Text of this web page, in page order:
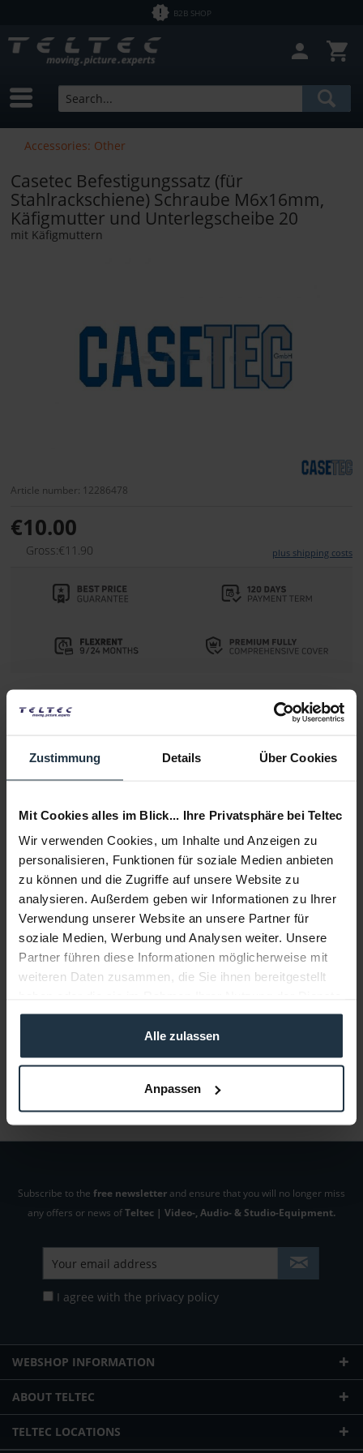
Zustimmung Details Über Cookies
Mit Cookies alles im Blick... Ihre Privatsphäre bei Teltec
Wir verwenden Cookies, um Inhalte und Anzeigen zu
personalisieren, Funktionen für soziale Medien anbieten
zu können und die Zugriffe auf unsere Website zu
analysieren. Außerdem geben wir Informationen zu Ihrer
Verwendung unserer Website an unsere Partner für
soziale Medien, Werbung und Analysen weiter. Unsere
Partner führen diese Informationen möglicherweise mit
weiteren Daten zusammen, die Sie ihnen bereitgestellt
gesammelt haben.
Alle zulassen
Anpassen
B2B SHOP
Accessories: Other
Casetec Befestigungssatz (für
Stahlrackschiene) Schraube M6x16mm,
Käfigmutter und Unterlegscheibe 20
mit Käfigmuttern
Article number: 12286478
€10.00
Gross:€11.90 plus shipping costs
Der Befestigungssatz beinhaltet alle wichtigen Bestandteile
zur Befestigung von...more
Accessories
Accessories and recommendations
In Stock
Brands
from€0.01 to€5900.00
Consultation
Subscribe to the free newsletter and ensure that you will no longer miss
any offers or news ofTeltec | Video-, Audio- & Studio-Equipment.
I agree with the privacy policy
WEBSHOP INFORMATION
ABOUT TELTEC
TELTEC LOCATIONS